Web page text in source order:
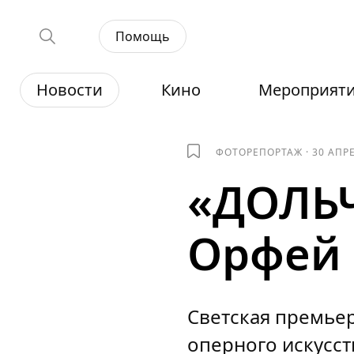
Помощь
Новости Кино
ФОТОРЕПОРТАЖ ·30
Орфей
Светская
оперного